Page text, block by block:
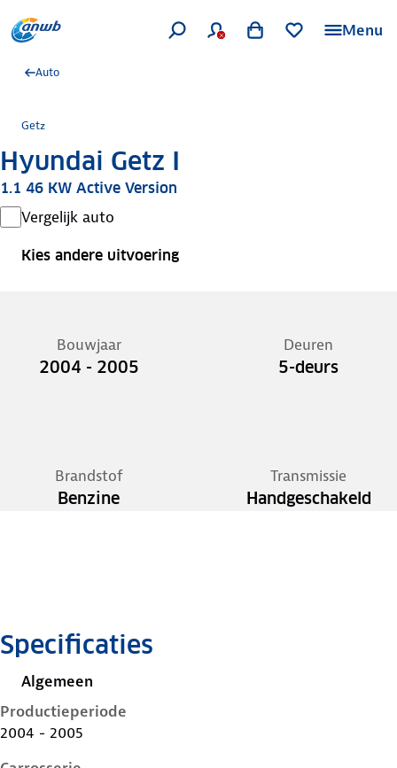
Menu
Auto
Getz
Hyundai Getz I
1.1 46 KW Active Version
Vergelijk auto
Kies andere uitvoering
Bouwjaar
2004 - 2005
Deuren
5-deurs
Brandstof
Benzine
Transmissie
Handgeschakeld
Specificaties
Algemeen
Productieperiode
2004 - 2005